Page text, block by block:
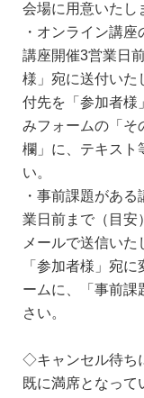
会場に用意いたし
・オンライン講
講座開催3営業日
様」宛に送付いた
付先を「参加者様
みフォームの「そ
欄」に、テキスト
い。
・事前課題があ
業日前まで（目安
メールで送信い
「参加者様」宛
ームに、「事前課
さい。
◇キャンセル待ち
既に満席となって